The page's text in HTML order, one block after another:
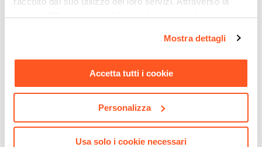
sezione "Mostra dettagli" è possibile gestire le proprie
momento. Per maggiori informazioni si invita a leggere la
nostraCookie Policy.
Mostra dettagli
Accetta tutti i cookie
Personalizza
Usa solo i cookie necessari